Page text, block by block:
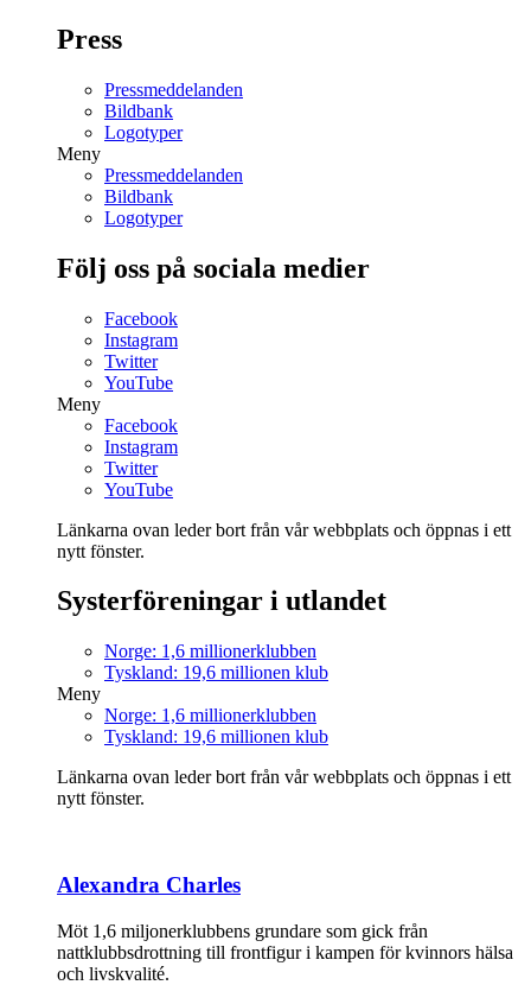
Press
Pressmeddelanden
Bildbank
Logotyper
Meny
Pressmeddelanden
Bildbank
Logotyper
Följ oss på sociala medier
Facebook
Instagram
Twitter
YouTube
Meny
Facebook
Instagram
Twitter
YouTube
Länkarna ovan leder bort från vår webbplats och öppnas i ett
nytt fönster.
Systerföreningar i utlandet
Norge: 1,6 millionerklubben
Tyskland: 19,6 millionen klub
Meny
Norge: 1,6 millionerklubben
Tyskland: 19,6 millionen klub
Länkarna ovan leder bort från vår webbplats och öppnas i ett
nytt fönster.
Alexandra Charles
Möt 1,6 miljonerklubbens grundare som gick från
nattklubbsdrottning till frontfigur i kampen för kvinnors hälsa
och livskvalité.